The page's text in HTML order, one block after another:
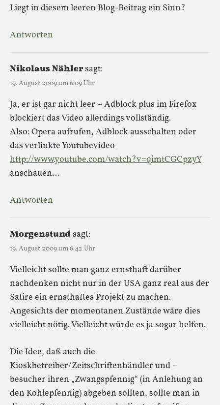
Liegt in diesem leeren Blog-Beitrag ein Sinn?
Antworten
Nikolaus Nählersagt:
19. August 2009 um 6:09 Uhr
Ja, er ist gar nicht leer – Adblock plus im Firefox
blockiert das Video allerdings vollständig.
Also: Opera aufrufen, Adblock ausschalten oder
das verlinkte Youtubevideo
http://www.youtube.com/watch?v=qimtCGCpzyY
anschauen…
Antworten
Morgenstundsagt:
19. August 2009 um 6:42 Uhr
Vielleicht sollte man ganz ernsthaft darüber
nachdenken nicht nur in der USA ganz real aus der
Satire ein ernsthaftes Projekt zu machen.
Angesichts der momentanen Zustände wäre dies
vielleicht nötig. Vielleicht würde es ja sogar helfen.
Die Idee, daß auch die
Kioskbetreiber/Zeitschriftenhändler und -
besucher ihren „Zwangspfennig“ (in Anlehung an
den Kohlepfennig) abgeben sollten, sollte man in